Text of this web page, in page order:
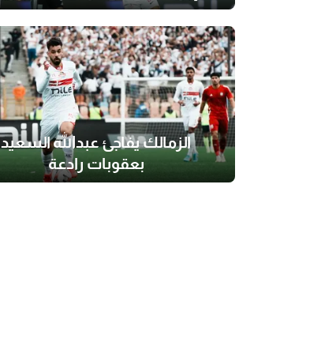
الزمالك يفاجئ عبدالله السعيد
بعقوبات رادعة